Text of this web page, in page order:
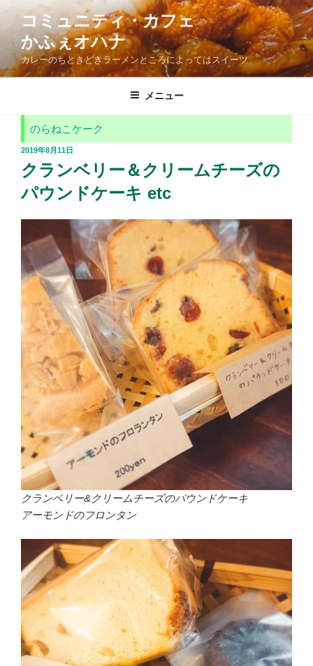
コ
ツ
コミュニティ・カフェ
かふぇオハナ
カレーのちときどきラーメンところによってはスイーツ
メニュー
のらねこケーク
投
日:
2019年8月11日
クランベリー＆クリームチーズの
パウンドケーキ etc
クランベリー&クリームチーズのパウンドケーキ
アーモンドのフロンタン